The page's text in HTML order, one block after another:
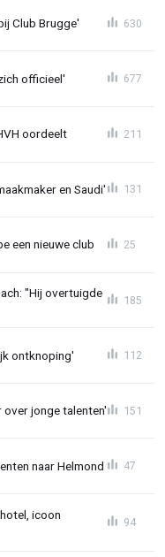
Club Brugge' 630
officieel' 677
oordeelt 211
en Saudi' 131
een nieuwe club 25
"Hij overtuigde
185
ontknoping' 112
jonge talenten' 151
naar Helmond 47
icoon
94